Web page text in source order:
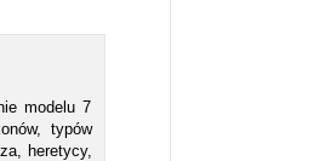
modelu 7
typów
heretycy,